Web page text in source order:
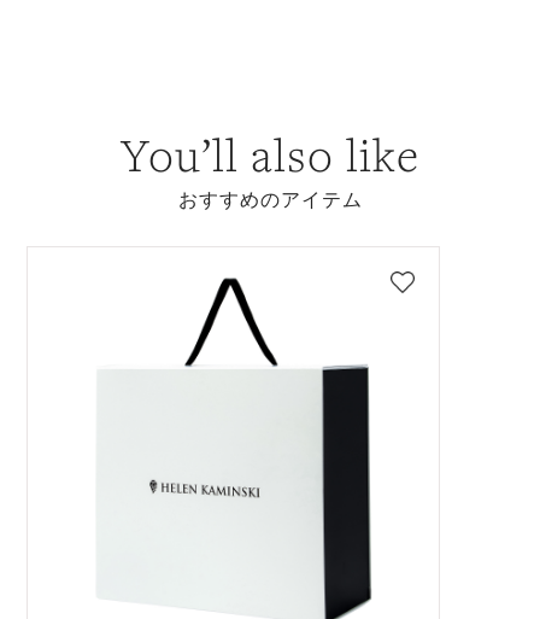
You’ll also like
おすすめのアイテム